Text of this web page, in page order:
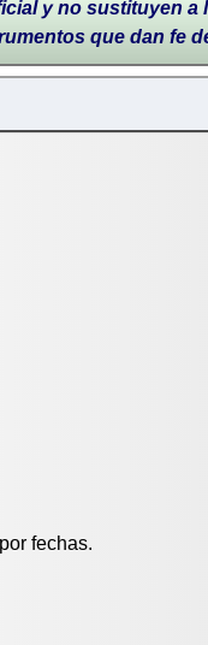
y no sustituyen
que dan fe
fechas.